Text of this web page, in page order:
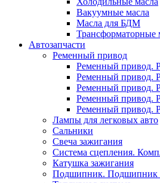
Вакуумные масла
Масла для БДМ
Трансформаторные
Автозапчасти
Ременный привод
Ременный привод.
Ременный привод.
Ременный привод.
Ременный привод.
Ременный привод.
Лампы для легковых авто
Сальники
Свеча зажигания
Система сцепления.
Катушка зажигания
Подшипник. Подшипник